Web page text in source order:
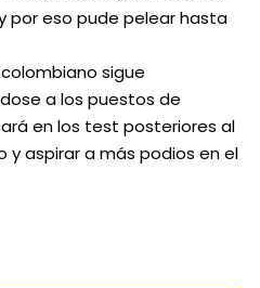
por eso pude pelear hasta
sigue
a los puestos de
en los test posteriores al
y aspirar a más podios en el